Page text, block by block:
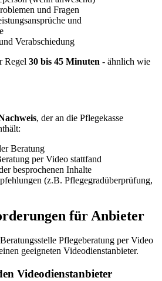
und Fragen
und
Verabschiedung
Regel 30 bis 45 Minuten - ähnlich wie
, der an die Pflegekasse
Beratung
per Video stattfand
besprochenen Inhalte
(z.B. Pflegegradüberprüfung,
für Anbieter
Pflegeberatung per Video
geeigneten Videodienstanbieter.
Videodienstanbieter